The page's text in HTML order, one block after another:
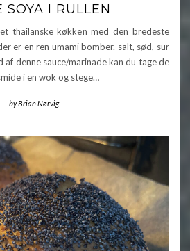
I RULLEN
thailanske køkken med den bredeste
er en ren umami bomber. salt, sød, sur
denne sauce/marinade kan du tage de
i en wok og stege…
- byBrian Nørvig